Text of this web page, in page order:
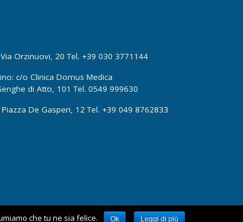
Orzinuovi, 20 Tel. +39 030 3771144
c/o Clinica Domus Medica
di Atto, 101 Tel. 0549 999630
De Gasperi, 12 Tel. +39 049 8762833
che tu ne sia felice. Ok Leggi di più